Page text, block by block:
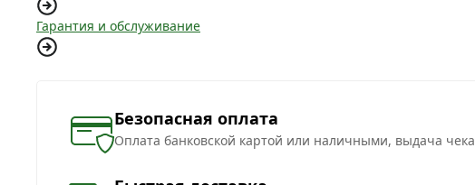
Гарантия и обслуживание
Безопасная оплата
Оплата банковской картой или наличными, выдача чека